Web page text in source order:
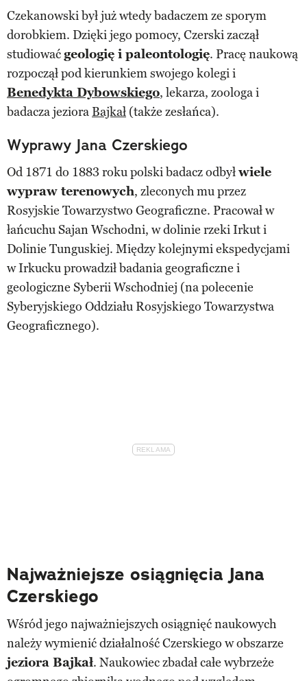
Czekanowski był już wtedy badaczem ze sporym
dorobkiem. Dzięki jego pomocy, Czerski zaczął
studiowaćgeologię i paleontologię. Pracę naukową
rozpoczął pod kierunkiem swojego kolegi i
Benedykta Dybowskiego, lekarza, zoologa i
badacza jezioraBajkał (także zesłańca).
Wyprawy Jana Czerskiego
Od 1871 do 1883 roku polski badacz odbyłwiele
wypraw terenowych, zleconych mu przez
Rosyjskie Towarzystwo Geograficzne. Pracował w
łańcuchu Sajan Wschodni, w dolinie rzeki Irkut i
Dolinie Tunguskiej. Między kolejnymi ekspedycjami
w Irkucku prowadził badania geograficzne i
geologiczne Syberii Wschodniej (na polecenie
Syberyjskiego Oddziału Rosyjskiego Towarzystwa
Geograficznego).
Najważniejsze osiągnięcia Jana
Czerskiego
Wśród jego najważniejszych osiągnięć naukowych
należy wymienić działalność Czerskiego w obszarze
jeziora Bajkał. Naukowiec zbadał całe wybrzeże